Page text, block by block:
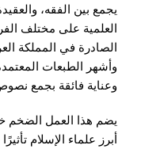
يجمع بين الفقه،
العلمية على مختلف
وأشهر الطبعات
وعناية فائقة بجمع
يضم هذا العمل الضخم
أبرز علماء الإسلام